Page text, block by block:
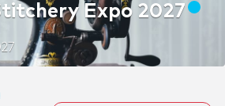
Expo 2027